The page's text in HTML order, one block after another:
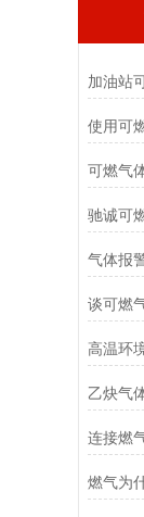
可燃气
驰诚可
谈可燃
乙炔气
燃气为